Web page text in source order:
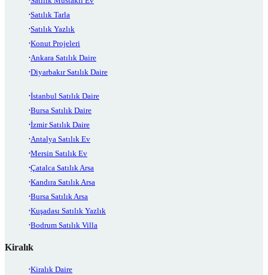
Satılık Tarla
Satılık Yazlık
Konut Projeleri
Ankara Satılık Daire
Diyarbakır Satılık Daire
İstanbul Satılık Daire
Bursa Satılık Daire
İzmir Satılık Daire
Antalya Satılık Ev
Mersin Satılık Ev
Çatalca Satılık Arsa
Kandıra Satılık Arsa
Bursa Satılık Arsa
Kuşadası Satılık Yazlık
Bodrum Satılık Villa
Kiralık
Kiralık Daire